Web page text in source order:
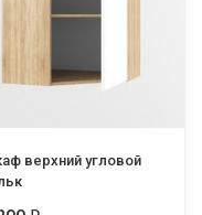
верхний угловой